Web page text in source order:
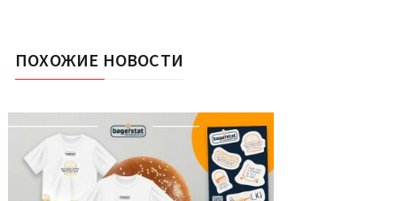
ПОХОЖИЕ НОВОСТИ